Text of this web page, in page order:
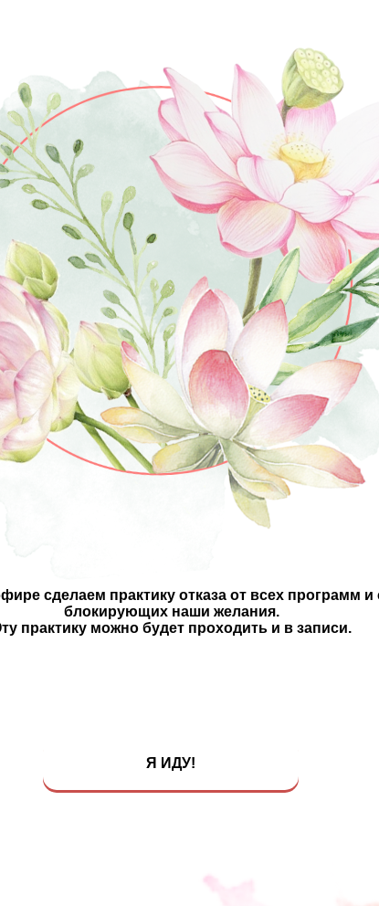
Я ИДУ!
сделаем практику отказа от всех программ и
блокирующих наши желания.
практику можно будет проходить и в записи.